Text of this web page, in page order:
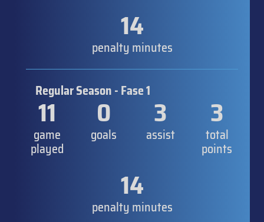
14
penalty minutes
Regular Season - Fase 1
11
game
played
0
goals
3
assist
3
total
points
14
penalty minutes